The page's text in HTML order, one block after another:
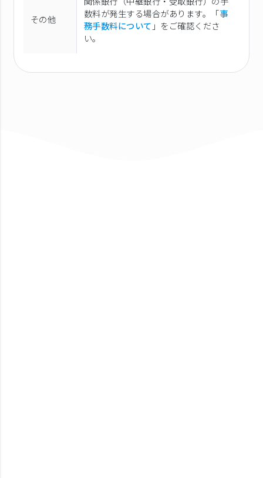
その他
数料が発生する場合があります。「事
務手数料について 」をご確認くださ
い。